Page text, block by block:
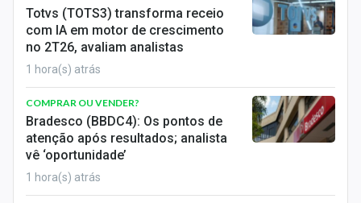
Economia
Empresas
Brasil
Política
Money Trader
Colunas
Totvs (TOTS3) transforma receio
com IA em motor de crescimento
no 2T26, avaliam analistas
1 hora(s) atrás
COMPRAR OU VENDER?
Bradesco (BBDC4): Os pontos de
atenção após resultados; analista
vê ‘oportunidade’
1 hora(s) atrás